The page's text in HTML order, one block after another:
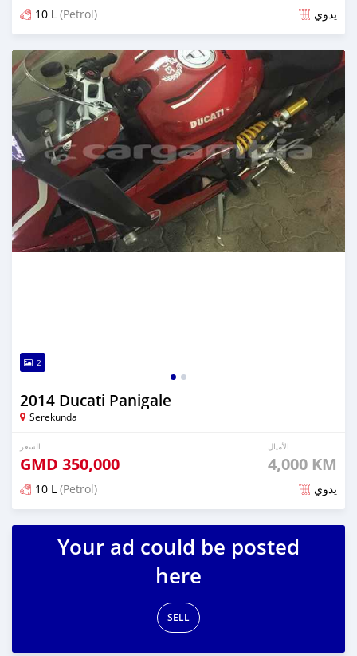
10 L (Petrol) يدوي
تم النشر منذ حوالي 6 سنوات مضت
2
2014 Ducati Panigale
Serekunda
السعر
GMD 350,000
الأميال
4,000 KM
10 L (Petrol) يدوي
تم النشر منذ حوالي 6 سنوات مضت
Your ad could be posted
here
SELL